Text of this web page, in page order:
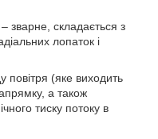
– зварне, складається з
лопаток і
повітря (яке виходить
а також
тиску потоку в